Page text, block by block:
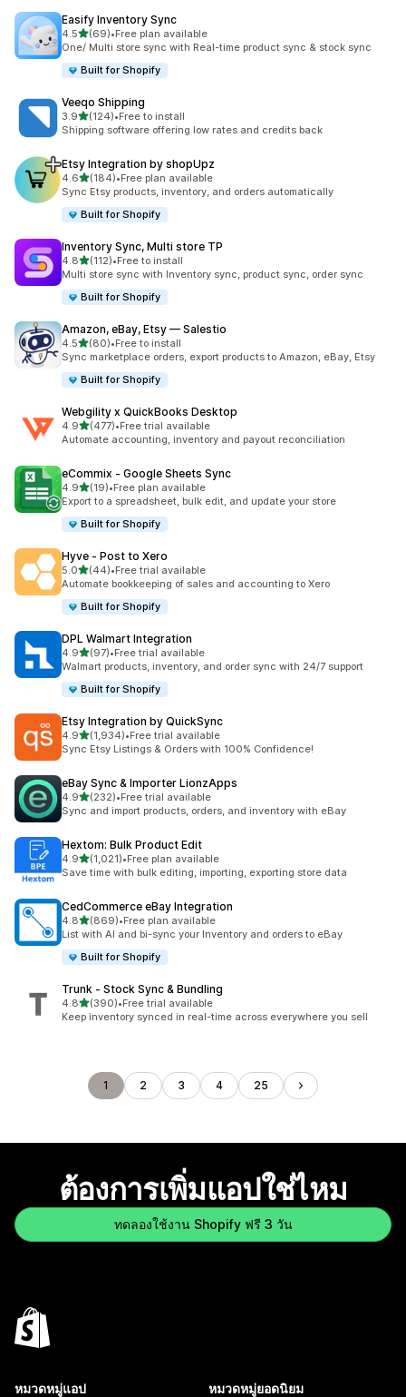
Easify Inventory Sync
4.5เต็ม 5 ดาว
(69)
ทั้งหมด 69 รีวิว
•Free plan available
One/ Multi store sync with Real-time product sync & stock sync
Built for Shopify
Veeqo Shipping
3.9เต็ม 5 ดาว
(124)
ทั้งหมด 124 รีวิว
•Free to install
Shipping software offering low rates and credits back
Etsy Integration by shopUpz
4.6เต็ม 5 ดาว
(184)
ทั้งหมด 184 รีวิว
•Free plan available
Sync Etsy products, inventory, and orders automatically
Built for Shopify
Inventory Sync, Multi store TP
4.8เต็ม 5 ดาว
(112)
ทั้งหมด 112 รีวิว
•Free to install
Multi store sync with Inventory sync, product sync, order sync
Built for Shopify
Amazon, eBay, Etsy — Salestio
4.5เต็ม 5 ดาว
(80)
ทั้งหมด 80 รีวิว
•Free to install
Sync marketplace orders, export products to Amazon, eBay, Etsy
Built for Shopify
Webgility x QuickBooks Desktop
4.9เต็ม 5 ดาว
(477)
ทั้งหมด 477 รีวิว
•Free trial available
Automate accounting, inventory and payout reconciliation
eCommix ‑ Google Sheets Sync
4.9เต็ม 5 ดาว
(19)
ทั้งหมด 19 รีวิว
•Free plan available
Export to a spreadsheet, bulk edit, and update your store
Built for Shopify
Hyve ‑ Post to Xero
5.0เต็ม 5 ดาว
(44)
ทั้งหมด 44 รีวิว
•Free trial available
Automate bookkeeping of sales and accounting to Xero
Built for Shopify
DPL Walmart Integration
4.9เต็ม 5 ดาว
(97)
ทั้งหมด 97 รีวิว
•Free trial available
Walmart products, inventory, and order sync with 24/7 support
Built for Shopify
Etsy Integration by QuickSync
4.9เต็ม 5 ดาว
(1,934)
ทั้งหมด 1934 รีวิว
•Free trial available
Sync Etsy Listings & Orders with 100% Confidence!
eBay Sync & Importer LionzApps
4.9เต็ม 5 ดาว
(232)
ทั้งหมด 232 รีวิว
•Free trial available
Sync and import products, orders, and inventory with eBay
Hextom: Bulk Product Edit
4.9เต็ม 5 ดาว
(1,021)
ทั้งหมด 1021 รีวิว
•Free plan available
Save time with bulk editing, importing, exporting store data
CedCommerce eBay Integration
4.8เต็ม 5 ดาว
(869)
ทั้งหมด 869 รีวิว
•Free plan available
List with AI and bi-sync your Inventory and orders to eBay
Built for Shopify
Trunk ‑ Stock Sync & Bundling
4.8เต็ม 5 ดาว
(390)
ทั้งหมด 390 รีวิว
•Free trial available
Keep inventory synced in real-time across everywhere you sell
1 2 3 4 25
ต้องการเพิ่มแอปใช่ไหม
ทดลองใช้งาน Shopify ฟรี 3 วัน
หมวดหมู่แอป หมวดหมู่ยอดนิยม